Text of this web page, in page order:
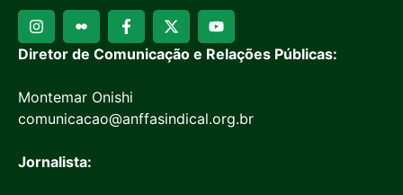
Diretor de Comunicação e Relações Públicas:
Montemar Onishi
comunicacao@anffasindical.org.br
Jornalista: